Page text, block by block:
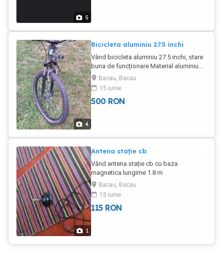
5
4
Bicicleta aluminiu 27.5 inchi
Vând bicicleta aluminiu 27.5 inchi, stare
buna de funcționare Material aluminiu...
Bacau, Bacau
15 iunie
500 RON
1
Antena stație cb
Vând antena stație cb cu baza
magnetica lungime 1.8 m
Bacau, Bacau
15 iunie
115 RON